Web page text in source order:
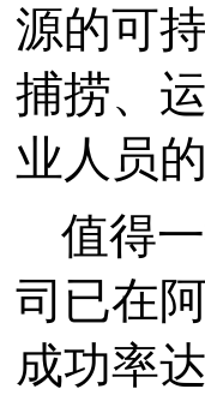
源的可
捕捞、
业人员
值得
司已在
成功率